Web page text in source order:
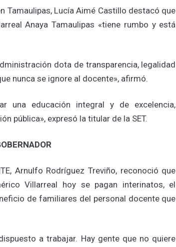
Tamaulipas, Lucía Aimé Castillo destacó que
Anaya Tamaulipas «tiene rumbo y está
dota de transparencia, legalidad
nunca se ignore al docente», afirmó.
una educación integral y de excelencia,
pública», expresó la titular de la SET.
Arnulfo Rodríguez Treviño, reconoció que
Villarreal hoy se pagan interinatos, el
de familiares del personal docente que
a trabajar. Hay gente que no quiere